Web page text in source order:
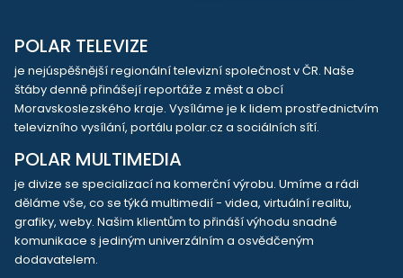
POLAR TELEVIZE
je nejúspěšnější regionální televizní společnost v ČR. Naše
štáby denně přinášejí reportáže z měst a obcí
Moravskoslezského kraje. Vysíláme je k lidem prostřednictvím
televizního vysílání, portálu polar.cz a sociálních sítí.
POLAR MULTIMEDIA
je divize se specializací na komerční výrobu. Umíme a rádi
děláme vše, co se týká multimedií - videa, virtuální realitu,
grafiky, weby. Našim klientům to přináší výhodu snadné
komunikace s jediným univerzálním a osvědčeným
dodavatelem.